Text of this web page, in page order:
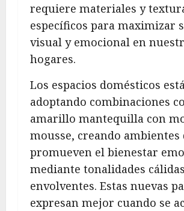
requiere materiales y
específicos para maximizar
visual y emocional en
hogares.
Los espacios domésticos
adoptando combinaciones
amarillo mantequilla con
mousse, creando ambientes
promueven el bienestar
mediante tonalidades
envolventes. Estas nuevas
expresan mejor cuando se